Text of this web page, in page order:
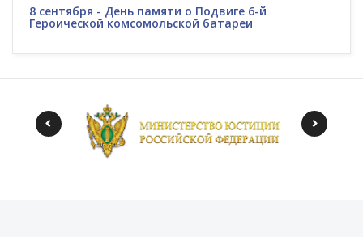
8 сентября - День памяти о Подвиге 6-й
Героической комсомольской батареи